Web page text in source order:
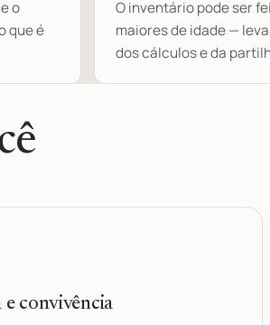
o
que é
O inventário pode ser
maiores de idade —
dos cálculos e da
e convivência